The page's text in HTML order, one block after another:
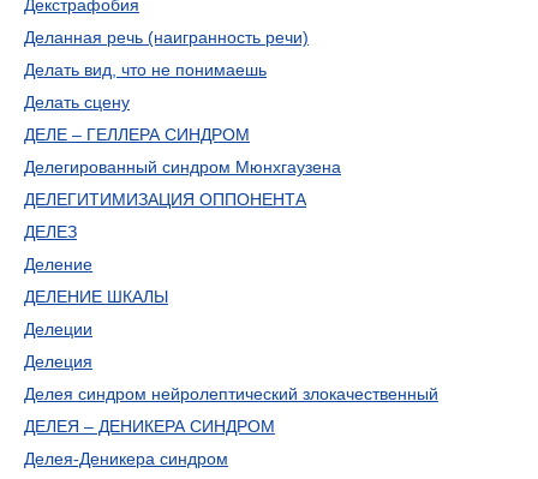
Декстрафобия
Деланная речь (наигранность речи)
Делать вид, что не понимаешь
Делать сцену
ДЕЛЕ – ГЕЛЛЕРА СИНДРОМ
Делегированный синдром Мюнхгаузена
ДЕЛЕГИТИМИЗАЦИЯ ОППОНЕНТА
ДЕЛЕЗ
Деление
ДЕЛЕНИЕ ШКАЛЫ
Делеции
Делеция
Делея синдром нейролептический злокачественный
ДЕЛЕЯ – ДЕНИКЕРА СИНДРОМ
Делея-Деникера синдром